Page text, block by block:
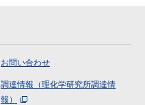
お問い合わせ
調達情報（理化学研究所調達情
報）